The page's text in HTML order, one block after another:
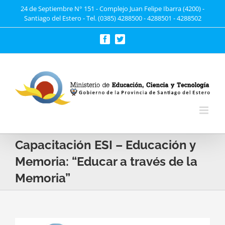
24 de Septiembre N° 151 - Complejo Juan Felipe Ibarra (4200) -
Santiago del Estero - Tel. (0385) 4288500 - 4288501 - 4288502
FacebookTwitter
Capacitación ESI – Educación y
Memoria: “Educar a través de la
Memoria”